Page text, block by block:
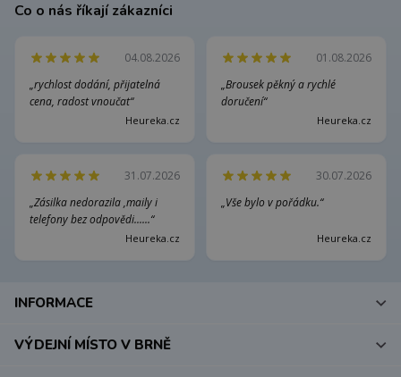
Co o nás říkají zákazníci
04.08.2026
„rychlost dodání, přijatelná
cena, radost vnoučat“
Heureka.cz
01.08.2026
„Brousek pěkný a rychlé
doručení“
Heureka.cz
31.07.2026
„Zásilka nedorazila ,maily i
telefony bez odpovědi......“
Heureka.cz
30.07.2026
„Vše bylo v pořádku.“
Heureka.cz
INFORMACE
VÝDEJNÍ MÍSTO V BRNĚ